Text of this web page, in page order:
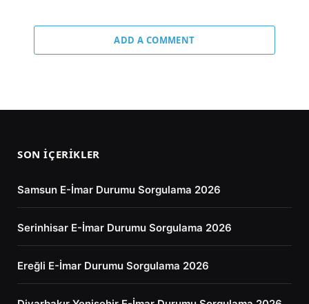
ADD A COMMENT
SON İÇERIKLER
Samsun E-İmar Durumu Sorgulama 2026
Serinhisar E-İmar Durumu Sorgulama 2026
Ereğli E-İmar Durumu Sorgulama 2026